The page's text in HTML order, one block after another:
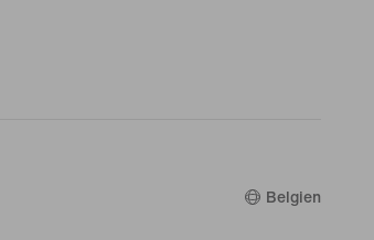
Belgien